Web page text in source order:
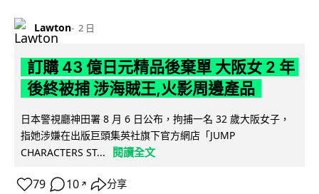
Lawton 2 日
訂購 43 億日元精品後棄單 大阪女 2 年
後終被捕 涉海賊王,火影周邊產品
日本警視廳神田署 8 月 6 日公布，拘捕一名 32 歲大阪女子，
指她涉嫌在出版巨頭集英社旗下官方網店「JUMP
CHARACTERS ST...
閱讀全文
79 10 ↗ 分享